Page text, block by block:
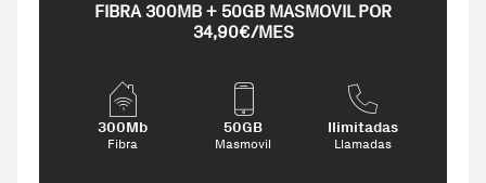
FIBRA 300MB + 50GB MASMOVIL POR
34,90€/MES
300Mb
Fibra
50GB
Masmovil
Ilimitadas
Llamadas